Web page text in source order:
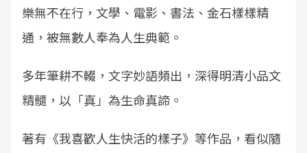
樂無不在行，文學、電影、書法、金石樣樣精
通，被無數人奉為人生典範。
多年筆耕不輟，文字妙語頻出，深得明清小品文
精髓，以「真」為生命真諦。
著有《我喜歡人生快活的樣子》等作品，看似隨